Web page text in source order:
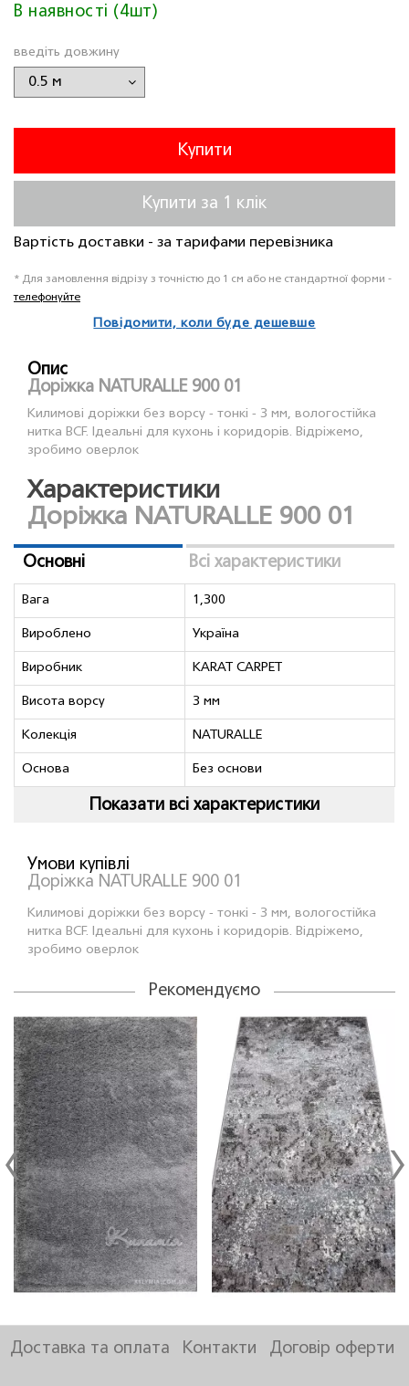
В наявності (4шт)
введіть довжину
Купити
Купити за 1 клiк
Вартість доставки - за тарифами перевізника
* Для замовлення відрізу з точністю до 1 см або не стандартної форми -
телефонуйте
Повідомити, коли буде дешевше
Опис
Доріжка NATURALLE 900 01
Килимові доріжки без ворсу - тонкі - 3 мм, вологостійка
нитка BCF. Ідеальні для кухонь і коридорів. Відріжемо,
зробимо оверлок
Характеристики
Доріжка NATURALLE 900 01
Основні Всі характеристики
Вага 1,300
Вироблено Україна
Виробник KARAT CARPET
Висота ворсу 3 мм
Колекція NATURALLE
Основа Без основи
Показати всі характеристики
Умови купівлі
Доріжка NATURALLE 900 01
Килимові доріжки без ворсу - тонкі - 3 мм, вологостійка
нитка BCF. Ідеальні для кухонь і коридорів. Відріжемо,
зробимо оверлок
Рекомендуємо
Доставка та оплата Контакти Договір оферти